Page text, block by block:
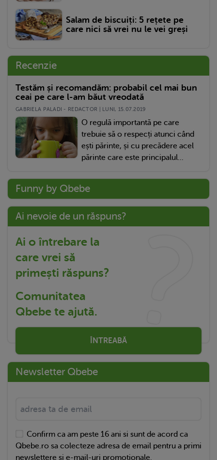
Salam de biscuiți: 5 rețete pe
care nici să vrei nu le vei greși
Recenzie
Testăm și recomandăm: probabil cel mai bun
ceai pe care l-am băut vreodată
GABRIELA PALADI - REDACTOR | LUNI, 15.07.2019
O regulă importantă pe care
trebuie să o respecți atunci când
ești părinte, și cu precădere acel
părinte care este principalul...
Funny by Qbebe
Ai nevoie de un răspuns?
Ai o întrebare la
care vrei să
primești răspuns?
Comunitatea
Qbebe te ajută.
ÎNTREABĂ
Newsletter Qbebe
Confirm ca am peste 16 ani si sunt de acord ca
Qbebe.ro sa colecteze adresa de email pentru a primi
newslettere si e-mail-uri promotionale.